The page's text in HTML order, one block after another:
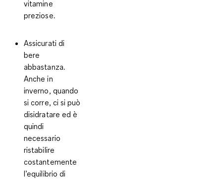
vitamine
preziose.
Assicurati di
bere
abbastanza.
Anche in
inverno, quando
si corre, ci si può
disidratare ed è
quindi
necessario
ristabilire
costantemente
l’equilibrio di